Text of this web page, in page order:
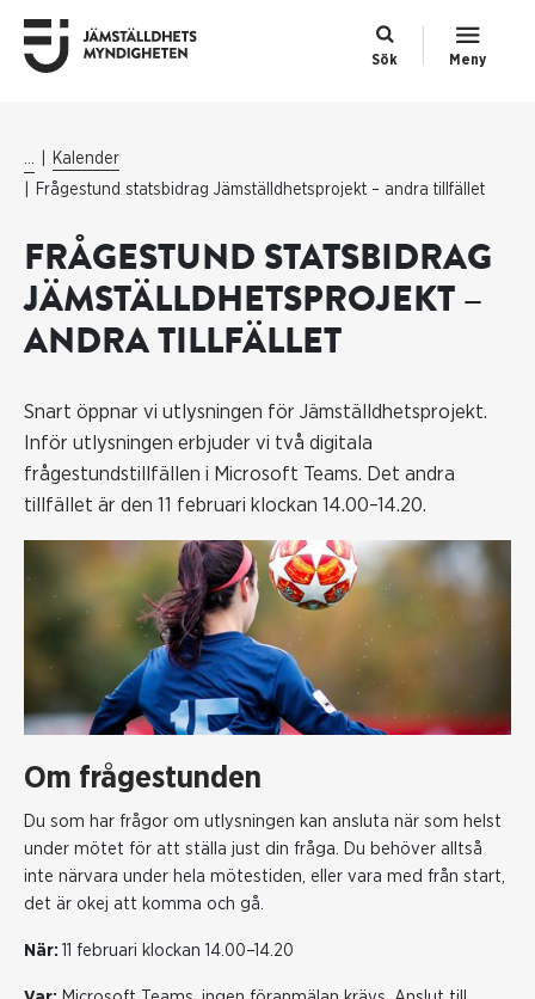
Sök Meny
...
Kalender
Frågestund statsbidrag Jämställdhetsprojekt – andra tillfället
FRÅGESTUND STATSBIDRAG
JÄMSTÄLLDHETSPROJEKT –
ANDRA TILLFÄLLET
Snart öppnar vi utlysningen för Jämställdhetsprojekt.
Inför utlysningen erbjuder vi två digitala
frågestundstillfällen i Microsoft Teams. Det andra
tillfället är den 11 februari klockan 14.00–14.20.
Om frågestunden
Du som har frågor om utlysningen kan ansluta när som helst
under mötet för att ställa just din fråga. Du behöver alltså
inte närvara under hela mötestiden, eller vara med från start,
det är okej att komma och gå.
När: 11 februari klockan 14.00–14.20